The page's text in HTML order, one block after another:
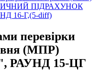
перевірки
(МПР)
15-ЦГ